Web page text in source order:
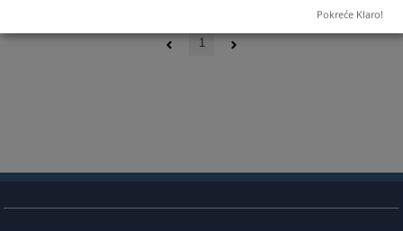
1
Pokreće Klaro!